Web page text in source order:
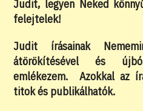
Judit, legyen Neked
felejtelek!
Judit írásainak
átörökítésével és
emlékezem. Azokkal az
titok és publikálhatók.